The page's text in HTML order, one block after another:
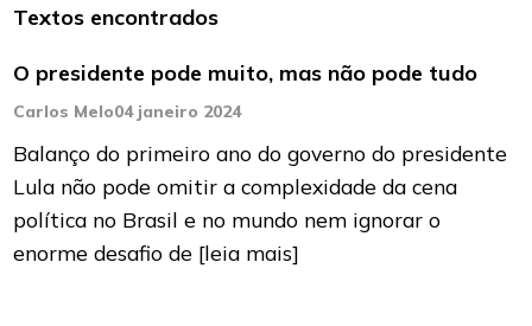
Textos encontrados
O presidente pode muito, mas não pode tudo
Carlos Melo04 janeiro 2024
Balanço do primeiro ano do governo do presidente
Lula não pode omitir a complexidade da cena
política no Brasil e no mundo nem ignorar o
enorme desafio de [leia mais]